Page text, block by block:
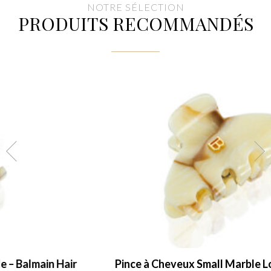
NOTRE SÉLECTION
PRODUITS RECOMMANDÉS
Pince à Cheveux Small Marble Locks of Gold –